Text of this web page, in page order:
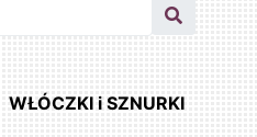
WŁÓCZKI i SZNURKI